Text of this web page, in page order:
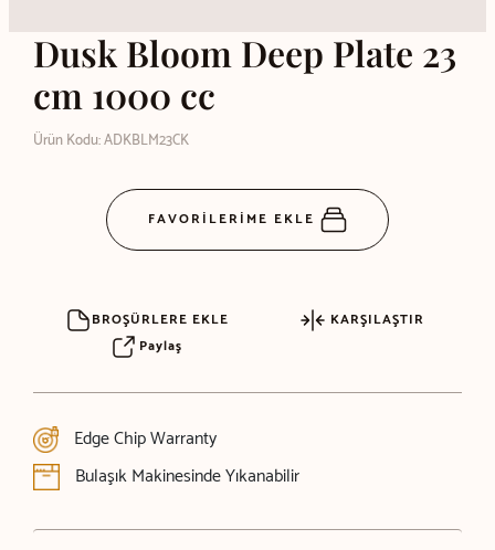
Dusk Bloom Deep Plate 23
cm 1000 cc
Ürün Kodu: ADKBLM23CK
FAVORİLERİME EKLE
BROŞÜRLERE EKLE
KARŞILAŞTIR
Paylaş
Edge Chip Warranty
Bulaşık Makinesinde Yıkanabilir